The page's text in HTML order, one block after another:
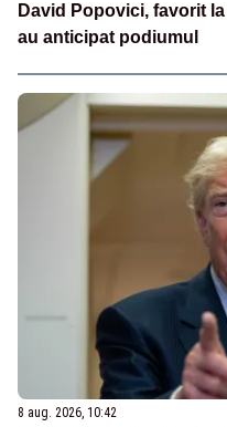
David Popovici, favorit
au anticipat podiumul
8 aug. 2026, 10:42